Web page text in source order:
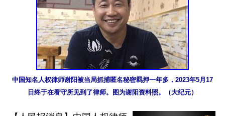
中国知名人权律师谢阳被当局抓捕匿名秘密羁押一年多，2023年5月17
日终于在看守所见到了律师。图为谢阳资料照。（大纪元）